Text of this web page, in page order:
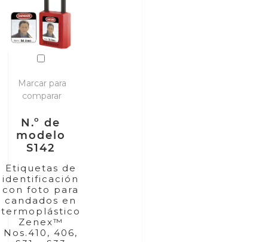
Marcar para
comparar
N.º de
modelo
S142
Etiquetas de
identificación
con foto para
candados en
termoplástico
Zenex™
Nos.410, 406,